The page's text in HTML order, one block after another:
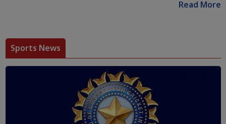
Read More
Sports News